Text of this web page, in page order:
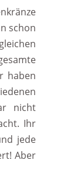
schon
haben
nicht
Ihr
jede
Aber